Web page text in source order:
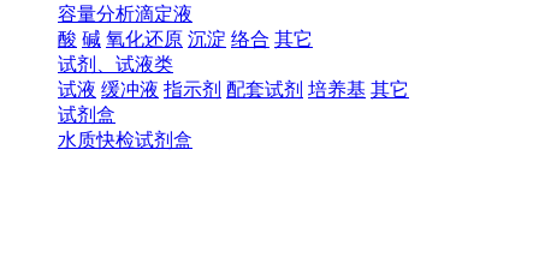
容量分析滴定液
酸 碱 氧化还原 沉淀 络合 其它
试剂、试液类
试液 缓冲液 指示剂 配套试剂 培养基 其它
试剂盒
水质快检试剂盒